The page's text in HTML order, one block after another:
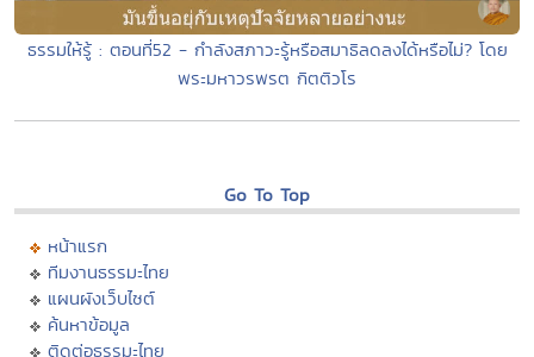
ธรรมให้รู้ : ตอนที่52 - กำลังสภาวะรู้หรือสมาธิลดลงได้หรือไม่? โดย
พระมหาวรพรต กิตติวโร
Go To Top
หน้าแรก
ทีมงานธรรมะไทย
แผนผังเว็บไซต์
ค้นหาข้อมูล
ติดต่อธรรมะไทย